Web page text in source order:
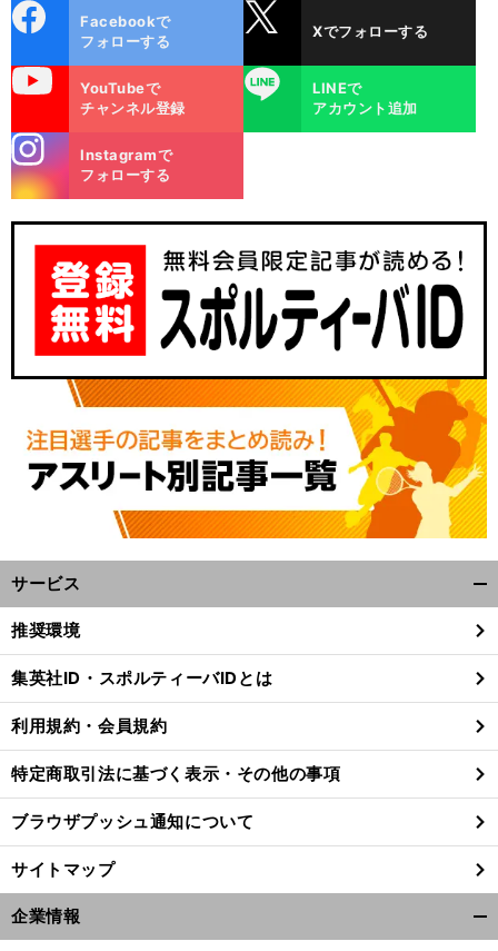
ok
Facebookで
フォローする
Xでフォローする
YouTubeで
チャンネル登録
LINE
LINEで
アカウント追加
m
Instagramで
フォローする
サービス
閉
る
推奨環境
集英社ID・スポルティーバIDとは
利用規約・会員規約
特定商取引法に基づく表示・その他の事項
ブラウザプッシュ通知について
サイトマップ
企業情報